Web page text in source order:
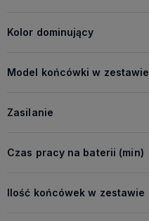
Kolor dominujący
Model końcówki w zestawie
Zasilanie
Czas pracy na baterii (min)
Ilość końcówek w zestawie